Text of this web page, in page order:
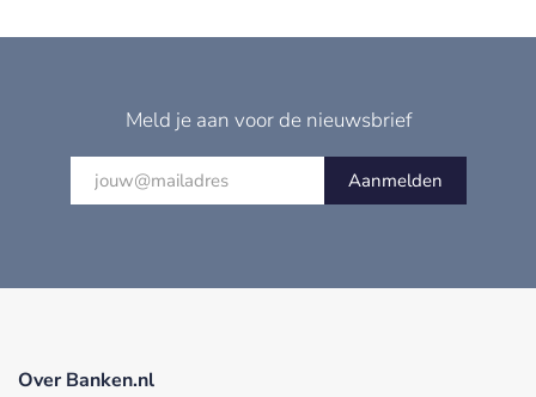
Meld je aan voor de nieuwsbrief
Aanmelden
Over Banken.nl